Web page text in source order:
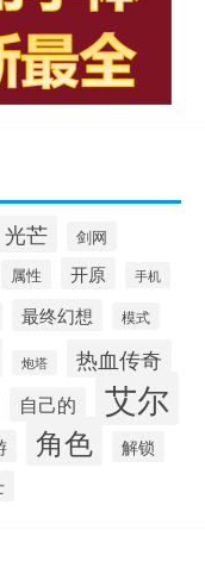
光芒
剑网
属性 开原 手机
最终幻想 模式
炮塔 热血传奇
自己的 艾尔
角色 解锁